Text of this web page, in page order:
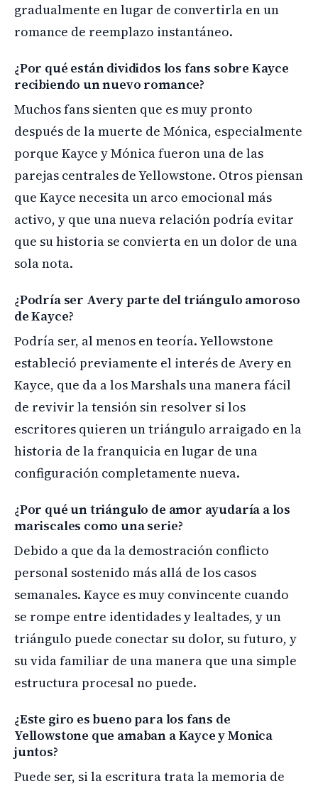
gradualmente en lugar de convertirla en un
romance de reemplazo instantáneo.
¿Por qué están divididos los fans sobre Kayce
recibiendo un nuevo romance?
Muchos fans sienten que es muy pronto
después de la muerte de Mónica, especialmente
porque Kayce y Mónica fueron una de las
parejas centrales de Yellowstone. Otros piensan
que Kayce necesita un arco emocional más
activo, y que una nueva relación podría evitar
que su historia se convierta en un dolor de una
sola nota.
¿Podría ser Avery parte del triángulo amoroso
de Kayce?
Podría ser, al menos en teoría. Yellowstone
estableció previamente el interés de Avery en
Kayce, que da a los Marshals una manera fácil
de revivir la tensión sin resolver si los
escritores quieren un triángulo arraigado en la
historia de la franquicia en lugar de una
configuración completamente nueva.
¿Por qué un triángulo de amor ayudaría a los
mariscales como una serie?
Debido a que da la demostración conflicto
personal sostenido más allá de los casos
semanales. Kayce es muy convincente cuando
se rompe entre identidades y lealtades, y un
triángulo puede conectar su dolor, su futuro, y
su vida familiar de una manera que una simple
estructura procesal no puede.
¿Este giro es bueno para los fans de
Yellowstone que amaban a Kayce y Monica
juntos?
Puede ser, si la escritura trata la memoria de